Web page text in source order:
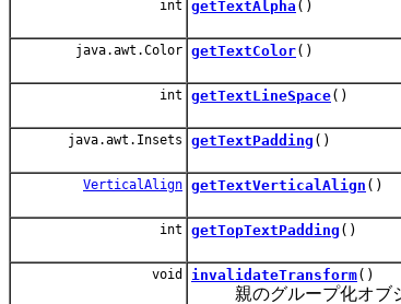
int getTextAlpha ()
java.awt.Color getTextColor()
int getTextLineSpace()
java.awt.Insets getTextPadding ()
VerticalAlign getTextVerticalAlign ()
int getTopTextPadding ()
void invalidateTransform()
親のグループ化オブジ